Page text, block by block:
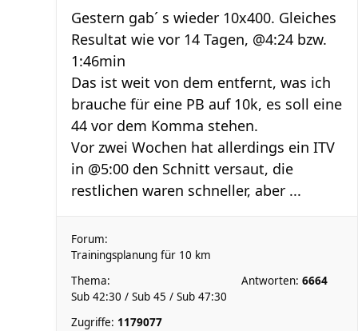
Gestern gab´ s wieder 10x400. Gleiches
Resultat wie vor 14 Tagen, @4:24 bzw.
1:46min
Das ist weit von dem entfernt, was ich
brauche für eine PB auf 10k, es soll eine
44 vor dem Komma stehen.
Vor zwei Wochen hat allerdings ein ITV
in @5:00 den Schnitt versaut, die
restlichen waren schneller, aber ...
Forum:
Trainingsplanung für 10 km
Thema:
Sub 42:30 / Sub 45 / Sub 47:30
Antworten: 6664
Zugriffe: 1179077